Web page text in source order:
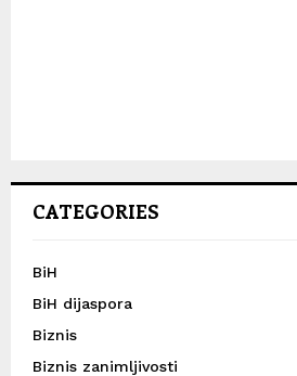
CATEGORIES
BiH
BiH dijaspora
Biznis
Biznis zanimljivosti